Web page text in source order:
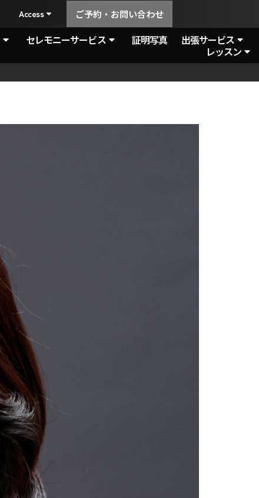
Access ご予約・お問い合わせ
セレモニーサービス 証明写真
出張サービス
レッスン